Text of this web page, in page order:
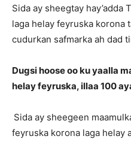
Sida ay sheegtay hay’adda
laga helay feyruska korona
cudurkan safmarka ah dad
Dugsi hoose oo ku yaalla
helay feyruska, illaa 100
Sida ay sheegeen
feyruska korona laga helay